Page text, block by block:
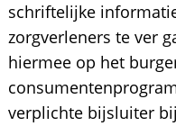
schriftelijke
zorgverleners te ver
hiermee op het
verplichte bijsluiter